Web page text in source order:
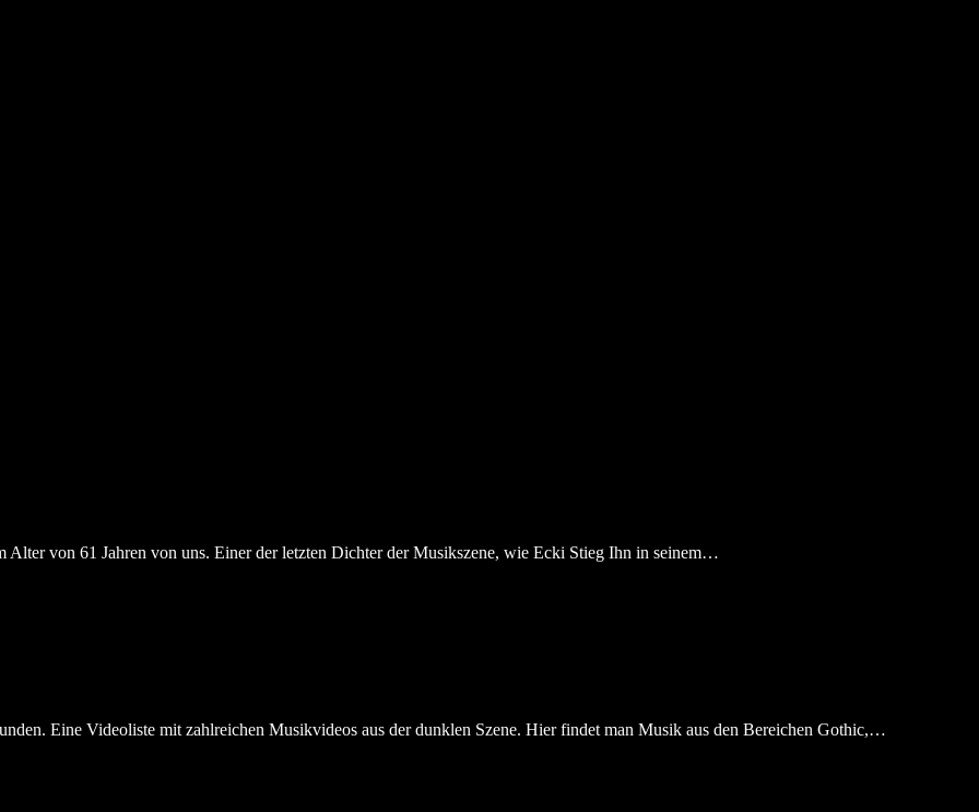
von 61 Jahren von uns. Einer der letzten Dichter der Musikszene, wie Ecki Stieg Ihn in seinem…
Eine Videoliste mit zahlreichen Musikvideos aus der dunklen Szene. Hier findet man Musik aus den Bereichen Gothic,…